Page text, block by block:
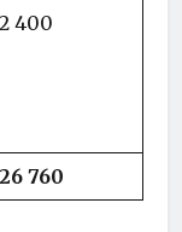
2 400
26 760